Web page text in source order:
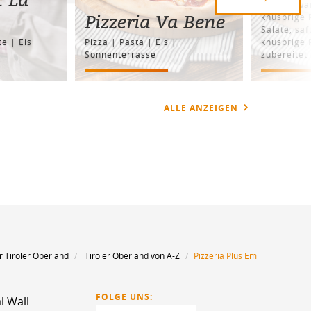
| Eis
Pizzeria Va Bene
Pizza | Pasta | Eis |
Sonnenterrasse
Prutz
knusprige
Salate,
knusprige
zubereitet
ALLE ANZEIGEN
Tiroler Oberland Tiroler Oberland von A-Z Pizzeria Plus Emi
Wall FOLGE UNS: